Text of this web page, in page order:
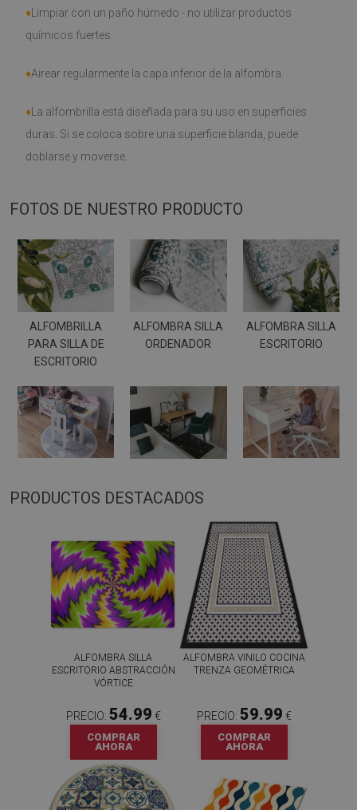
♦ Limpiar con un paño húmedo - no utilizar productos
químicos fuertes.
♦Airear regularmente la capa inferior de la alfombra.
♦ La alfombrilla está diseñada para su uso en superficies
duras. Si se coloca sobre una superficie blanda, puede
doblarse y moverse.
FOTOS DE NUESTRO PRODUCTO
ALFOMBRILLA
PARA SILLA DE
ESCRITORIO
ALFOMBRA SILLA
ORDENADOR
ALFOMBRA SILLA
ESCRITORIO
PRODUCTOS DESTACADOS
ALFOMBRA SILLA
ESCRITORIO ABSTRACCIÓN
VÓRTICE
PRECIO: 54.99 €
COMPRAR
AHORA
ALFOMBRA VINILO COCINA
TRENZA GEOMÉTRICA
PRECIO: 59.99 €
COMPRAR
AHORA